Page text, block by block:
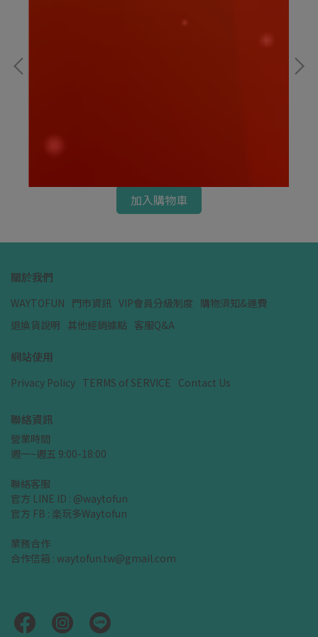
迪士尼｜大頭小身系列 奇奇 坐姿15CM｜迪士尼
娃娃
加入購物車
關於我們
WAYTOFUN 門市資訊 VIP會員分級制度 購物須知&運費
退換貨說明 其他經銷據點 客服Q&A
網站使用
Privacy Policy TERMS of SERVICE Contact Us
聯絡資訊
營業時間
週一~週五 9:00-18:00
聯絡客服
官方 LINE ID : @waytofun
官方 FB : 楽玩多Waytofun
業務合作
合作信箱 : waytofun.tw@gmail.com